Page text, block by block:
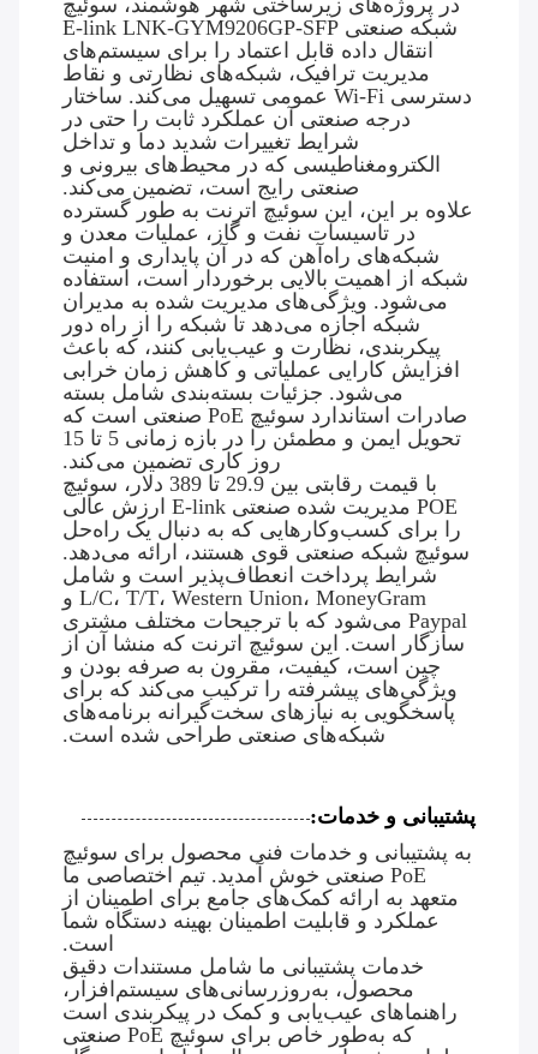
در پروژه‌های زیرساختی شهر هوشمند، سوئیچ
شبکه صنعتی E-link LNK-GYM9206GP-SFP
انتقال داده قابل اعتماد را برای سیستم‌های
مدیریت ترافیک، شبکه‌های نظارتی و نقاط
دسترسی Wi-Fi عمومی تسهیل می‌کند. ساختار
درجه صنعتی آن عملکرد ثابت را حتی در
شرایط تغییرات شدید دما و تداخل
الکترومغناطیسی که در محیط‌های بیرونی و
صنعتی رایج است، تضمین می‌کند.
علاوه بر این، این سوئیچ اترنت به طور گسترده
در تاسیسات نفت و گاز، عملیات معدن و
شبکه‌های راه‌آهن که در آن پایداری و امنیت
شبکه از اهمیت بالایی برخوردار است، استفاده
می‌شود. ویژگی‌های مدیریت شده به مدیران
شبکه اجازه می‌دهد تا شبکه را از راه دور
پیکربندی، نظارت و عیب‌یابی کنند، که باعث
افزایش کارایی عملیاتی و کاهش زمان خرابی
می‌شود. جزئیات بسته‌بندی شامل بسته
صادرات استاندارد سوئیچ PoE صنعتی است که
تحویل ایمن و مطمئن را در بازه زمانی 5 تا 15
روز کاری تضمین می‌کند.
با قیمت رقابتی بین 29.9 تا 389 دلار، سوئیچ
POE مدیریت شده صنعتی E-link ارزش عالی
را برای کسب‌وکارهایی که به دنبال یک راه‌حل
سوئیچ شبکه صنعتی قوی هستند، ارائه می‌دهد.
شرایط پرداخت انعطاف‌پذیر است و شامل
L/C، T/T، Western Union، MoneyGram و
Paypal می‌شود که با ترجیحات مختلف مشتری
سازگار است. این سوئیچ اترنت که منشا آن از
چین است، کیفیت، مقرون به صرفه بودن و
ویژگی‌های پیشرفته را ترکیب می‌کند که برای
پاسخگویی به نیازهای سخت‌گیرانه برنامه‌های
شبکه‌های صنعتی طراحی شده است.
پشتیبانی و خدمات:
به پشتیبانی و خدمات فنی محصول برای سوئیچ
PoE صنعتی خوش آمدید. تیم اختصاصی ما
متعهد به ارائه کمک‌های جامع برای اطمینان از
عملکرد و قابلیت اطمینان بهینه دستگاه شما
است.
خدمات پشتیبانی ما شامل مستندات دقیق
محصول، به‌روزرسانی‌های سیستم‌افزار،
راهنماهای عیب‌یابی و کمک در پیکربندی است
که به‌طور خاص برای سوئیچ PoE صنعتی